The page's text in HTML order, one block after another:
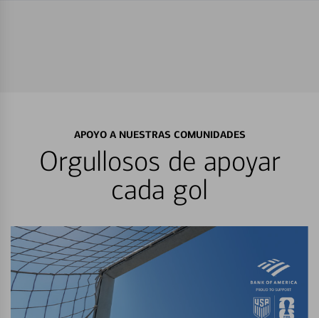
APOYO A NUESTRAS COMUNIDADES
Orgullosos de apoyar
cada gol